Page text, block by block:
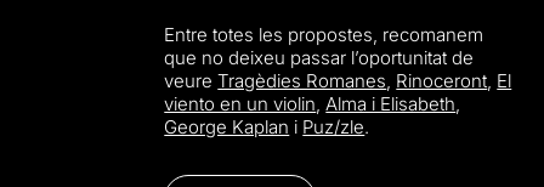
Entre totes les propostes, recomanem
que no deixeu passar l’oportunitat de
veureTragèdies Romanes, Rinoceront, El
viento en un violin,Alma i Elisabeth,
George Kaplan i Puz/zle.